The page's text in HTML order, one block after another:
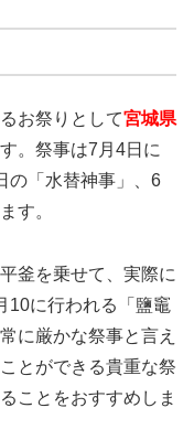
お祭りとして宮城県
。祭事は7月4日に
の「水替神事」、6
す。
釜を乗せて、実際に
10に行われる「鹽竈
に厳かな祭事と言え
とができる貴重な祭
ことをおすすめしま